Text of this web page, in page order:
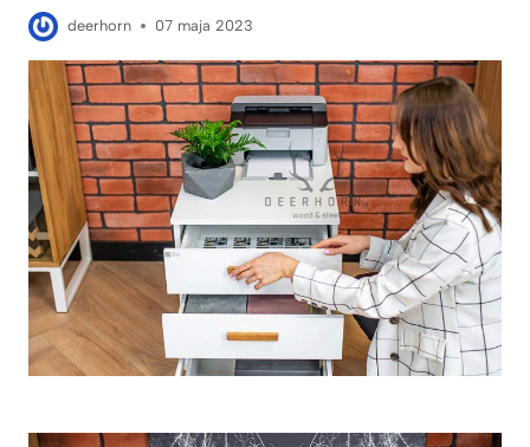
deerhorn 07 maja 2023